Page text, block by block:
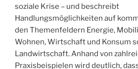
soziale Krise – und beschreibt
Handlungsmöglichkeiten auf
den Themenfeldern Energie,
Wohnen, Wirtschaft und Konsum
Landwirtschaft. Anhand von
Praxisbeispielen wird deutlich,